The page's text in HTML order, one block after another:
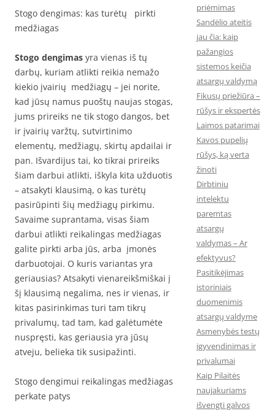
Stogo dengimas: kas turėtų pirkti
medžiagas
Stogo dengimas yra vienas iš tų
darbų, kuriam atlikti reikia nemažo
kiekio įvairių medžiagų – jei norite,
kad jūsų namus puoštų naujas stogas,
jums prireiks ne tik stogo dangos, bet
ir įvairių varžtų, sutvirtinimo
elementų, medžiagų, skirtų apdailai ir
pan. Išvardijus tai, ko tikrai prireiks
šiam darbui atlikti, iškyla kita užduotis
– atsakyti klausimą, o kas turėtų
pasirūpinti šių medžiagų pirkimu.
Savaime suprantama, visas šiam
darbui atlikti reikalingas medžiagas
galite pirkti arba jūs, arba įmonės
darbuotojai. O kuris variantas yra
geriausias? Atsakyti vienareikšmiškai į
šį klausimą negalima, nes ir vienas, ir
kitas pasirinkimas turi tam tikrų
privalumų, tad tam, kad galėtumėte
nuspręsti, kas geriausia yra jūsų
atveju, belieka tik susipažinti.
Stogo dengimui reikalingas medžiagas
perkate patys
priėmimas
Sandėlio ateitis
jau čia: kaip
pažangios
sistemos keičia
atsargų valdymą
Fikusų priežiūra –
rūšys ir ekspertės
Laimos patarimai
Kavos pupelių
rūšys, ką verta
žinoti
Dirbtiniu
intelektu
paremtas
atsargų
valdymas – Ar
efektyvus?
Pasitikėjimas
istoriniais
duomenimis
atsargų valdyme
Asmenybės testų
įgyvendinimas ir
privalumai
Kaip Pilaitės
naujakuriams
išvengti galvos